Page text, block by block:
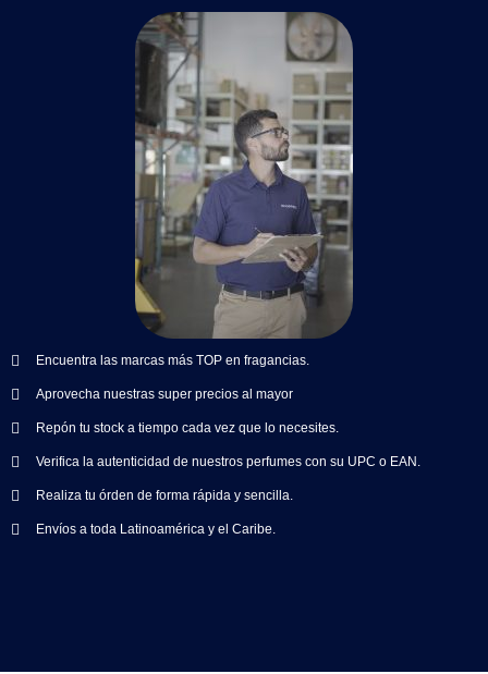
Encuentra las marcas más TOP en fragancias.
Aprovecha nuestras super precios al mayor
Repón tu stock a tiempo cada vez que lo necesites.
Verifica la autenticidad de nuestros perfumes con su UPC o EAN.
Realiza tu órden de forma rápida y sencilla.
Envíos a toda Latinoamérica y el Caribe.